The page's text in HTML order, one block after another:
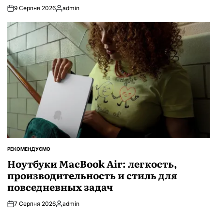
9 Серпня 2026Опубліковано
admin
ОПУБЛІКУВАТИ
РЕКОМЕНДУЄМО
Ноутбуки MacBook Air: легкость,
производительность и стиль для
повседневных задач
7 Серпня 2026Опубліковано
admin